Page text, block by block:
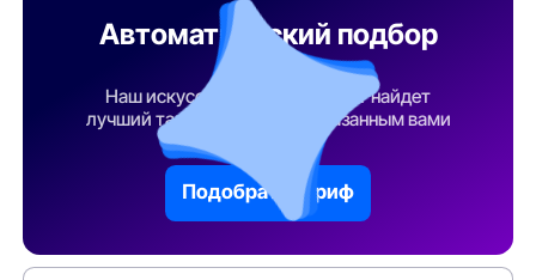
Автоматический подбор
тарифа
Наш искусственный интеллект найдет
лучший тарифный план по указанным вами
Подобрать тариф